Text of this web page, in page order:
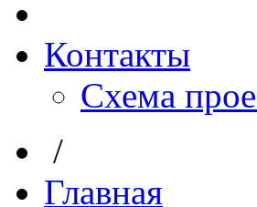
Контакты
Схема
/
Главная